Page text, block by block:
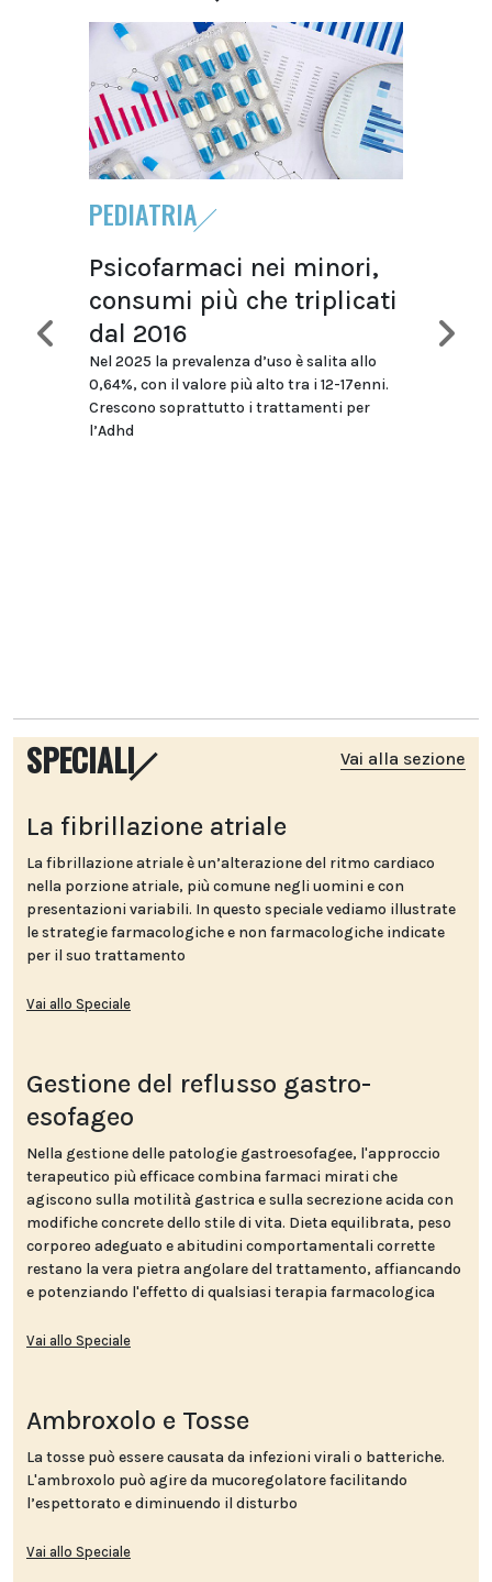
PEDIATRIA
Psicofarmaci nei minori,
consumi più che triplicati
dal 2016
Nel 2025 la prevalenza d’uso è salita allo
0,64%, con il valore più alto tra i 12-17enni.
Crescono soprattutto i trattamenti per
l’Adhd
SPECIALI Vai alla sezione
La fibrillazione atriale
La fibrillazione atriale è un’alterazione del ritmo cardiaco
nella porzione atriale, più comune negli uomini e con
presentazioni variabili. In questo speciale vediamo illustrate
le strategie farmacologiche e non farmacologiche indicate
per il suo trattamento
Vai allo Speciale
Gestione del reflusso gastro-
esofageo
Nella gestione delle patologie gastroesofagee, l'approccio
terapeutico più efficace combina farmaci mirati che
agiscono sulla motilità gastrica e sulla secrezione acida con
modifiche concrete dello stile di vita. Dieta equilibrata, peso
corporeo adeguato e abitudini comportamentali corrette
restano la vera pietra angolare del trattamento, affiancando
e potenziando l'effetto di qualsiasi terapia farmacologica
Vai allo Speciale
Ambroxolo e Tosse
La tosse può essere causata da infezioni virali o batteriche.
L'ambroxolo può agire da mucoregolatore facilitando
l’espettorato e diminuendo il disturbo
Vai allo Speciale